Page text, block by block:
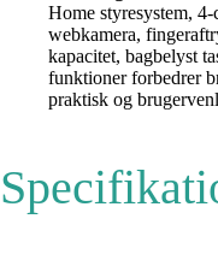
Home styresystem,
webkamera,
kapacitet, bagbelyst
funktioner forbedrer
praktisk og